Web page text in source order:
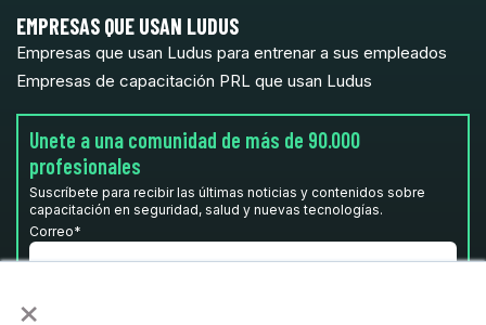
×
EMPRESAS QUE USAN LUDUS
Empresas que usan Ludus para entrenar a sus empleados
Empresas de capacitación PRL que usan Ludus
Unete a una comunidad de más de 90.000
profesionales
Suscríbete para recibir las últimas noticias y contenidos sobre
capacitación en seguridad, salud y nuevas tecnologías.
Correo*